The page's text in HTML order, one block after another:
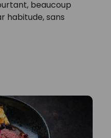
beaucoup
habitude, sans